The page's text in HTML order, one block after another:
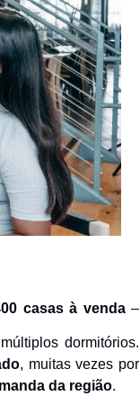
casas à venda –
dormitórios.
, muitas vezes por
da região.